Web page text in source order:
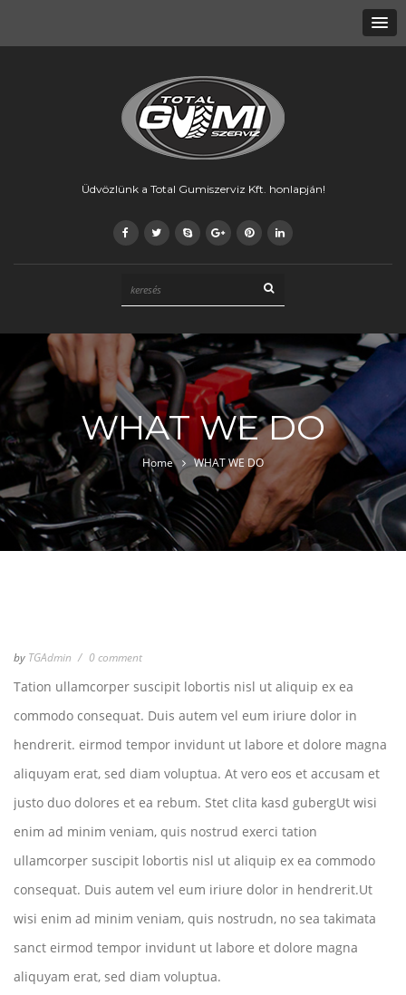
Üdvözlünk a Total Gumiszerviz Kft. honlapján!
WHAT WE DO
Home WHAT WE DO
by TGAdmin 0 comment
Tation ullamcorper suscipit lobortis nisl ut aliquip ex ea
commodo consequat. Duis autem vel eum iriure dolor in
hendrerit. eirmod tempor invidunt ut labore et dolore magna
aliquyam erat, sed diam voluptua. At vero eos et accusam et
justo duo dolores et ea rebum. Stet clita kasd gubergUt wisi
enim ad minim veniam, quis nostrud exerci tation
ullamcorper suscipit lobortis nisl ut aliquip ex ea commodo
consequat. Duis autem vel eum iriure dolor in hendrerit.Ut
wisi enim ad minim veniam, quis nostrudn, no sea takimata
sanct eirmod tempor invidunt ut labore et dolore magna
aliquyam erat, sed diam voluptua.